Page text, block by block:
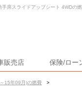
販売店 保険/ロー
15年09月)の燃費
>
席スライドアップシート 4WDの